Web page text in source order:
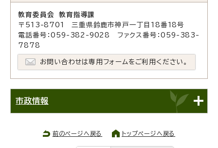
教育委員会 教育指導課
〒513-8701 三重県鈴鹿市神戸一丁目18番18号
電話番号：059-382-9028 ファクス番号：059-383-
7878
お問い合わせは専用フォームをご利用ください。
市政情報
前のページへ戻る トップページへ戻る